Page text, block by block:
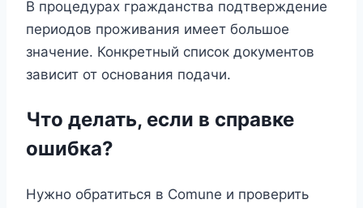
В процедурах гражданства подтверждение
периодов проживания имеет большое
значение. Конкретный список документов
зависит от основания подачи.
Что делать, если в справке
ошибка?
Нужно обратиться в Comune и проверить